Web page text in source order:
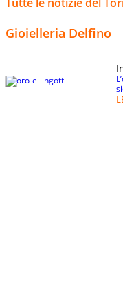
Gioielleria Delfino